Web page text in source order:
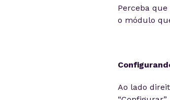
Perceba
o módulo
Ao lado